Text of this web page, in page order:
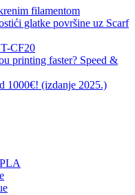
filamentom
glatke površine uz Scarf
CF20
printing faster? Speed &
1000€! (izdanje 2025.)